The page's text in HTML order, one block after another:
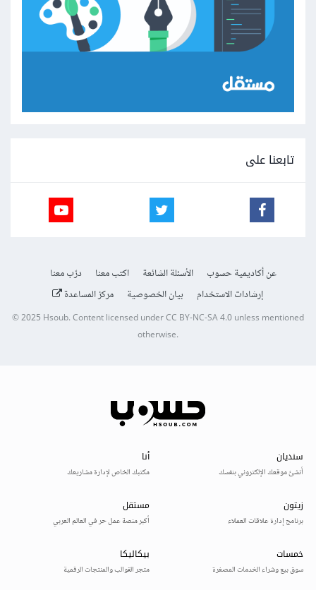
تابعنا على
عن أكاديمية حسوب الأسئلة الشائعة اكتب معنا
درّب معنا
إرشادات الاستخدام
بيان الخصوصية مركز المساعدة
© 2025Hsoub.Content licensed underCC BY-NC-SA 4.0unless mentioned
otherwise.